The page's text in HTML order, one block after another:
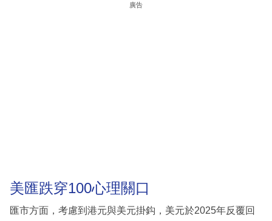
廣告
美匯跌穿100心理關口
匯市方面，考慮到港元與美元掛鈎，美元於2025年反覆回